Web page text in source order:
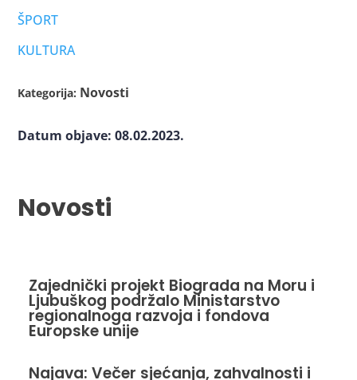
ŠPORT
KULTURA
Kategorija: Novosti
Datum objave: 08.02.2023.
Novosti
Zajednički projekt Biograda na Moru i
Ljubuškog podržalo Ministarstvo
regionalnoga razvoja i fondova
Europske unije
Najava: Večer sjećanja, zahvalnosti i